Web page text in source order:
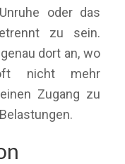
oder das
zu sein.
dort an, wo
nicht mehr
Zugang zu